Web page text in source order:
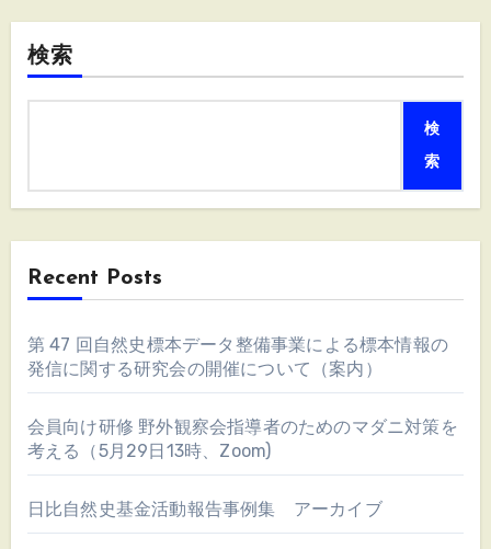
検索
検
索
Recent Posts
第 47 回自然史標本データ整備事業による標本情報の
発信に関する研究会の開催について（案内）
会員向け研修 野外観察会指導者のためのマダニ対策を
考える（5月29日13時、Zoom)
日比自然史基金活動報告事例集 アーカイブ